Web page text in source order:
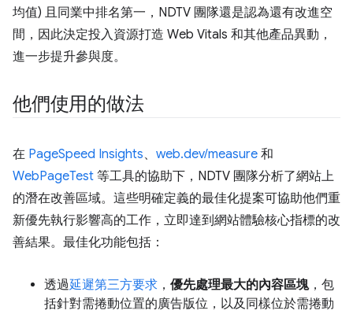
均值) 且同業中排名第一，NDTV 團隊還是認為還有改進空
間，因此決定投入資源打造 Web Vitals 和其他產品異動，
進一步提升參與度。
他們使用的做法
在 PageSpeed Insights、 web.dev/measure 和
WebPageTest 等工具的協助下，NDTV 團隊分析了網站上
的潛在改善區域。這些明確定義的最佳化提案可協助他們重
新優先執行影響高的工作，立即達到網站體驗核心指標的改
善結果。最佳化功能包括：
透過延遲第三方要求 ， 優先處理最大的內容區塊，包
括針對需捲動位置的廣告版位，以及同樣位於需捲動